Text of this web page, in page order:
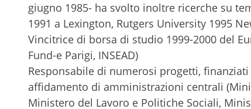
giugno 1985- ha svolto inoltre ricerche su
1991 a Lexington, Rutgers University 1995
Vincitrice di borsa di studio 1999-2000 del
Fund-e Parigi, INSEAD)
Responsabile di numerosi progetti,
affidamento di amministrazioni centrali
Ministero del Lavoro e Politiche Sociali,